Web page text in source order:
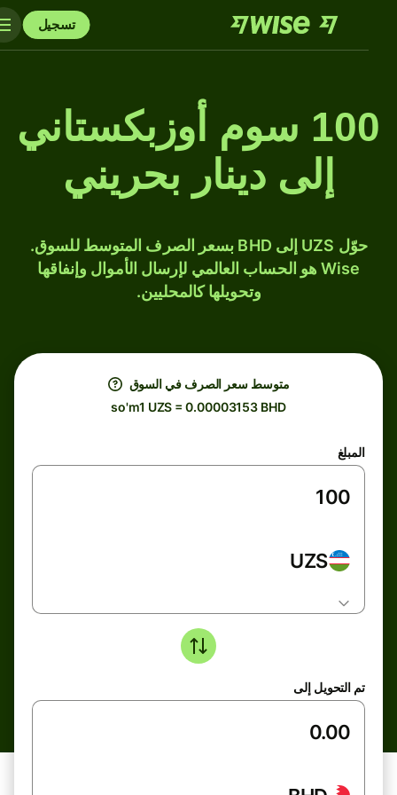
تسجيل
100 سوم أوزبكستاني
إلى دينار بحريني
حوّل UZS إلى BHD بسعر الصرف المتوسط للسوق.
Wise هو الحساب العالمي لإرسال الأموال وإنفاقها
وتحويلها كالمحليين.
متوسط ​​سعر الصرف في السوق
so'm1 UZS = 0.00003153 BHD
المبلغ
UZS
تم التحويل إلى